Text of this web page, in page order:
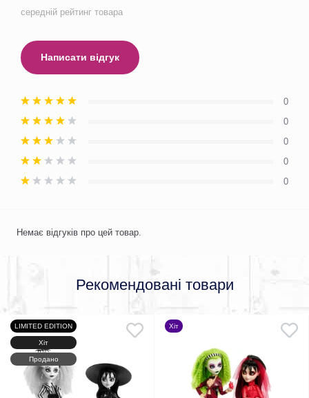
середній рейтинг товара
Написати відгук
0
0
0
0
0
Немає відгуків про цей товар.
Рекомендовані товари
LIMITED EDITION
Хіт
Продано
Хіт